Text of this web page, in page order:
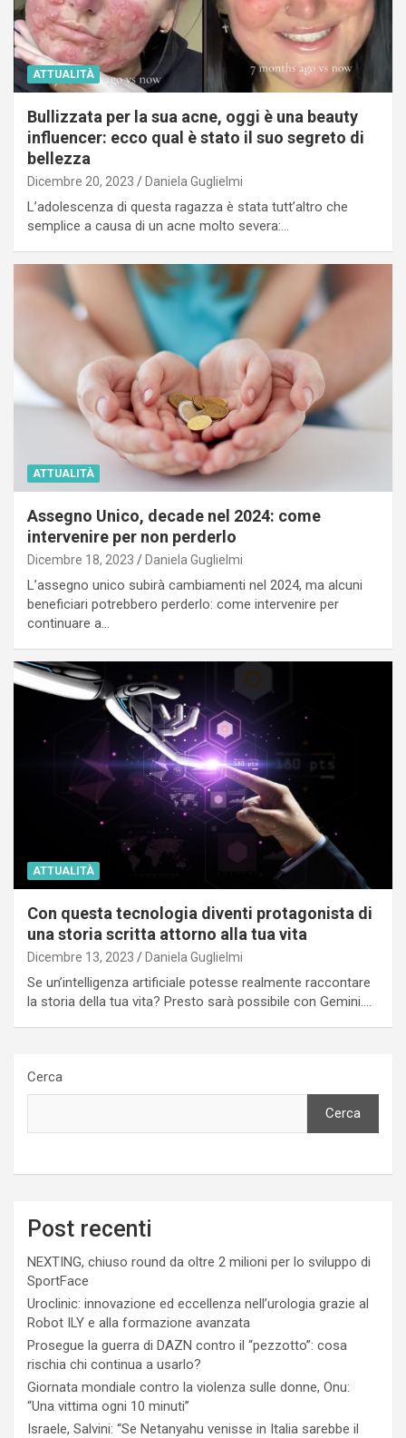
ATTUALITÀ
Bullizzata per la sua acne, oggi è una beauty
influencer: ecco qual è stato il suo segreto di
bellezza
Dicembre 20, 2023 Daniela Guglielmi
L’adolescenza di questa ragazza è stata tutt’altro che
semplice a causa di un acne molto severa:…
ATTUALITÀ
Assegno Unico, decade nel 2024: come
intervenire per non perderlo
Dicembre 18, 2023 Daniela Guglielmi
L’assegno unico subirà cambiamenti nel 2024, ma alcuni
beneficiari potrebbero perderlo: come intervenire per
continuare a…
ATTUALITÀ
Con questa tecnologia diventi protagonista di
una storia scritta attorno alla tua vita
Dicembre 13, 2023 Daniela Guglielmi
Se un’intelligenza artificiale potesse realmente raccontare
la storia della tua vita? Presto sarà possibile con Gemini.…
Cerca
Cerca
Post recenti
NEXTING, chiuso round da oltre 2 milioni per lo sviluppo di
SportFace
Uroclinic: innovazione ed eccellenza nell’urologia grazie al
Robot ILY e alla formazione avanzata
Prosegue la guerra di DAZN contro il “pezzotto”: cosa
rischia chi continua a usarlo?
Giornata mondiale contro la violenza sulle donne, Onu:
“Una vittima ogni 10 minuti”
Israele, Salvini: “Se Netanyahu venisse in Italia sarebbe il